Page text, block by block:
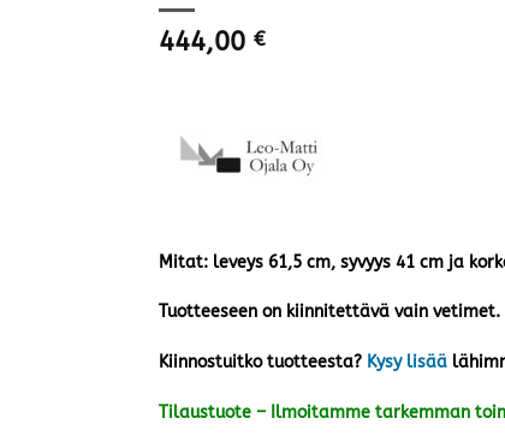
444,00 €
Mitat: leveys 61,5 cm, syvyys 41 cm ja
Tuotteeseen on kiinnitettävä vain vetimet.
Kiinnostuitko tuotteesta? Kysy lisää
Tilaustuote – Ilmoitamme tarkemman